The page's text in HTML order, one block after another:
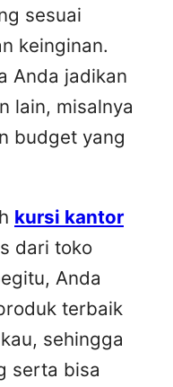
sesuai
keinginan.
Anda jadikan
lain, misalnya
budget yang
kursi kantor
dari toko
Anda
terbaik
sehingga
serta bisa